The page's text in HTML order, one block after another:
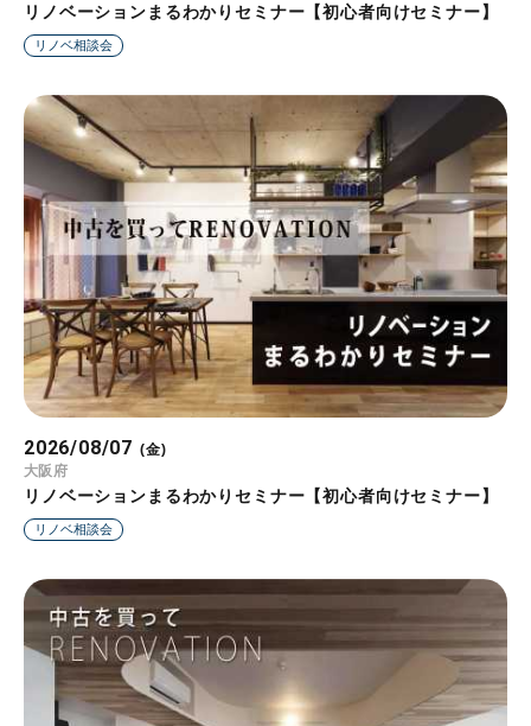
リノベーションまるわかりセミナー【初心者向けセミナー】
リノベ相談会
2026/08/07 (金)
大阪府
リノベーションまるわかりセミナー【初心者向けセミナー】
リノベ相談会
リノベーションまるわかりセミナー【初心者向けセミナー】
リノベ相談会
2026/08/08 (土)
大阪府
リノベーションまるわかりセミナー【初心者向けセミナー】
リノベ相談会
リノベーションまるわかりセミナー【初心者向けセミナー】
リノベ相談会
2026/08/09 (日)
石川県
リノベーションまるわかりセミナー【初心者向けセミナー】
リノベ相談会
リノベーションまるわかりセミナー【初心者向けセミナー】
リノベ相談会
2026/08/10 (月)
大阪府
リノベーションまるわかりセミナー【初心者向けセミナー】
リノベ相談会
リノベーションまるわかりセミナー【初心者向けセミナー】
リノベ相談会
2026/08/11 (火)
静岡県
リノベーションまるわかりセミナー【初心者向けセミナー】
リノベ相談会
リノベーションまるわかりセミナー【初心者向けセミナー】
リノベ相談会
2026/08/12 (水)
青森県
リノベーションまるわかりセミナー【初心者向けセミナー】
リノベ相談会
リノベーションまるわかりセミナー【初心者向けセミナー】
リノベ相談会
2026/08/13 (木)
大阪府
リノベーションまるわかりセミナー【初心者向けセミナー】
リノベ相談会